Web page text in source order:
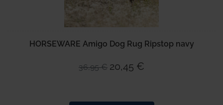
HORSEWARE Amigo Dog Rug Ripstop navy
36,95 € 20,45 €